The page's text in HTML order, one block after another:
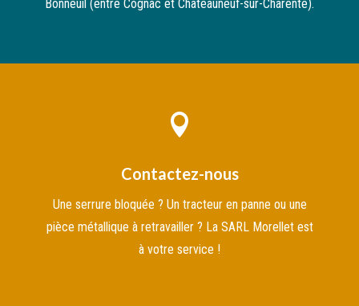
Bonneuil (entre Cognac et Châteauneuf-sur-Charente).

Contactez-nous
Une serrure bloquée ? Un tracteur en panne ou une
pièce métallique à retravailler ? La SARL Morellet est
à votre service !